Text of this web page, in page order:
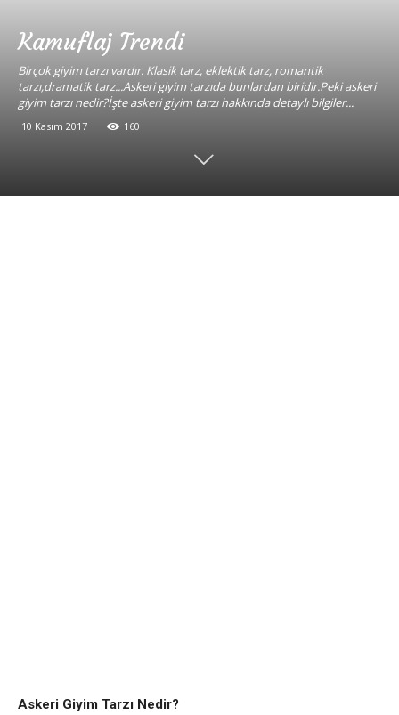
Kamuflaj Trendi
Birçok giyim tarzı vardır. Klasik tarz, eklektik tarz, romantik
tarzı,dramatik tarz...Askeri giyim tarzıda bunlardan biridir.Peki askeri
giyim tarzı nedir?İşte askeri giyim tarzı hakkında detaylı bilgiler...
10 Kasım 2017 160
Askeri Giyim Tarzı Nedir?